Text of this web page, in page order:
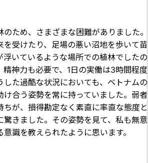
ため、さまざまな困難がありました。
を受けたり、足場の悪い沼地を歩いて苗
浮いているような場所での植林でしたの
精神力も必要で、1日の実働は3時間程度
した過酷な状況においても、ベトナムの
け合う姿勢を常に持っていました。弱者
ちが、損得勘定なく素直に率直な態度と
驚きました。その姿勢を見て、私も無意
識を教えられたように思います。